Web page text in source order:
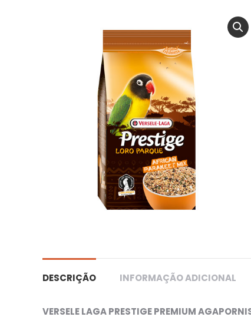
DESCRIÇÃO INFORMAÇÃO ADICIONAL
VERSELE LAGA PRESTIGE PREMIUM